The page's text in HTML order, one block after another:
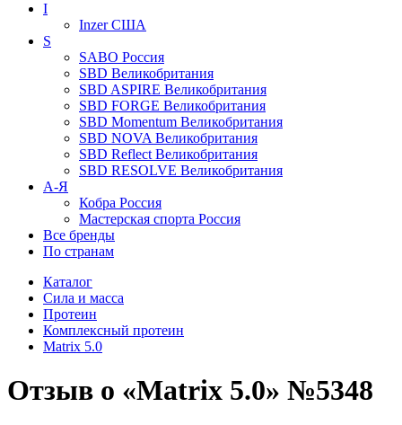
I
InzerСША
S
SABO Россия
SBD Великобритания
SBD ASPIRE Великобритания
SBD FORGE Великобритания
SBD Momentum Великобритания
SBD NOVA Великобритания
SBD Reflect Великобритания
SBD RESOLVE Великобритания
А-Я
Кобра Россия
Мастерская спорта Россия
Все бренды
По странам
Каталог
Сила и масса
Протеин
Комплексный протеин
Matrix 5.0
Отзыв о «Matrix 5.0» №5348